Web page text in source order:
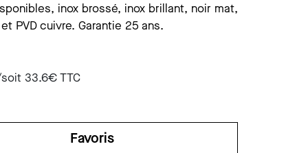
inox brossé, inox brillant, noir mat,
PVD cuivre. Garantie 25 ans.
33.6€ TTC
Favoris